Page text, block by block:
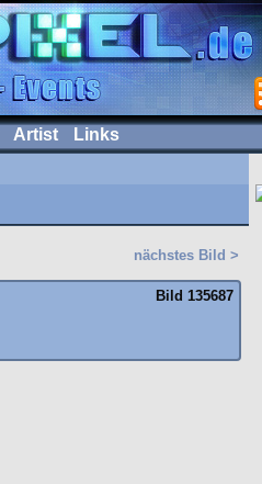
Artist Links
nächstes Bild >
Bild 135687